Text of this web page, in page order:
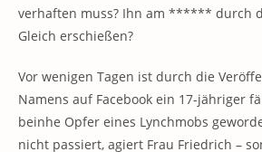
verhaften muss? Ihn am ****** durch
Gleich erschießen?
Vor wenigen Tagen ist durch die
Namens auf Facebook ein 17-jähriger
beinhe Opfer eines Lynchmobs
nicht passiert, agiert Frau Friedrich –